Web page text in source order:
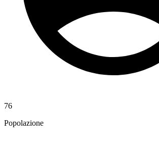
76
Popolazione